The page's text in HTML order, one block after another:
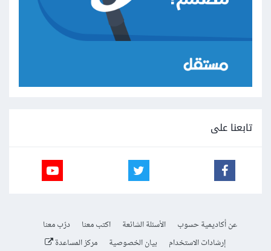
تابعنا على
عن أكاديمية حسوب الأسئلة الشائعة اكتب معنا
درّب معنا
إرشادات الاستخدام
بيان الخصوصية مركز المساعدة